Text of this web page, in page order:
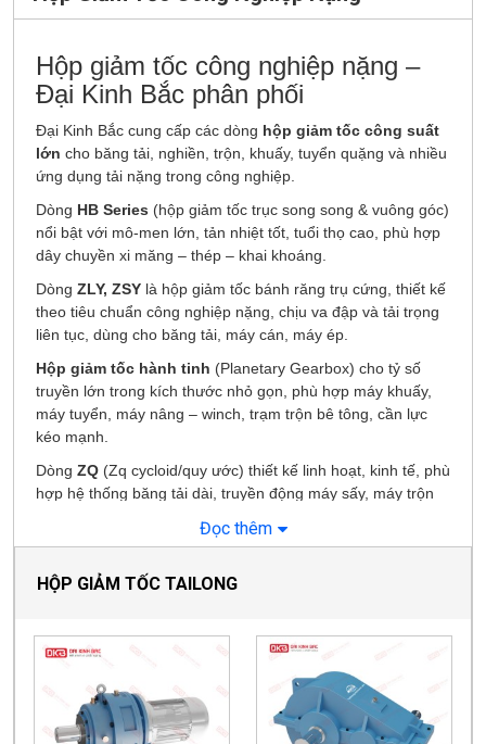
Hộp giảm tốc công nghiệp nặng –
Đại Kinh Bắc phân phối
Đại Kinh Bắc cung cấp các dòng hộp giảm tốc công suất
lớn cho băng tải, nghiền, trộn, khuấy, tuyển quặng và nhiều
ứng dụng tải nặng trong công nghiệp.
Dòng HB Series (hộp giảm tốc trục song song & vuông góc)
nổi bật với mô-men lớn, tản nhiệt tốt, tuổi thọ cao, phù hợp
dây chuyền xi măng – thép – khai khoáng.
Dòng ZLY, ZSY là hộp giảm tốc bánh răng trụ cứng, thiết kế
theo tiêu chuẩn công nghiệp nặng, chịu va đập và tải trọng
liên tục, dùng cho băng tải, máy cán, máy ép.
Hộp giảm tốc hành tinh (Planetary Gearbox) cho tỷ số
truyền lớn trong kích thước nhỏ gọn, phù hợp máy khuấy,
máy tuyển, máy nâng – winch, trạm trộn bê tông, cần lực
kéo mạnh.
Dòng ZQ (Zq cycloid/quy ước) thiết kế linh hoạt, kinh tế, phù
hợp hệ thống băng tải dài, truyền động máy sấy, máy trộn
Tất cả sản phẩm đều có tùy chọn:trục đặc/trục rỗng,
chân đế/flange, tỉ số truyền đa dạng, thiết kế theo yêu
cầu, kèm dịch vụ bảo trì & phụ tùng chính hãng.
theo tiêu chuẩn; tối ưu vận hành cho môi trường
Đại Kinh Bắc hỗ trợ kỹ thuật chọn model phù hợp theo:
công suất motor, tốc độ kéo, mô-men tải, hệ số làm việc
Đọc thêm
HỘP GIẢM TỐC TAILONG